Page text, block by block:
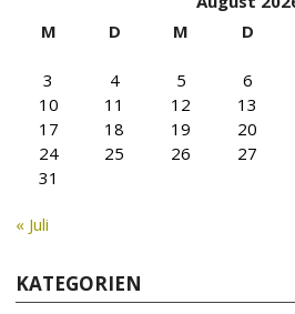
M
D M D
3
4 5 6
10
11 12 13
17
18 19 20
24
25 26 27
31
« Juli
KATEGORIEN